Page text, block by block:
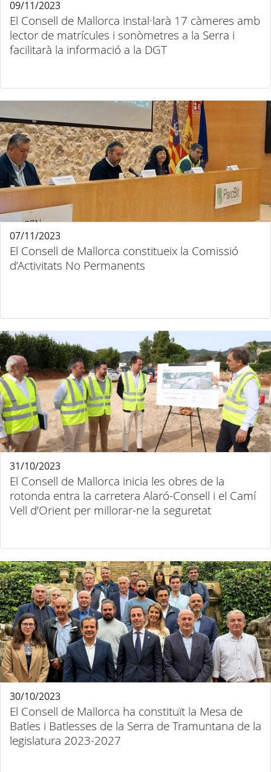
El Consell de Mallorca instal·larà 17 càmeres amb
lector de matrícules i sonòmetres a la Serra i
facilitarà la informació a la DGT
09/11/2023
El Consell de Mallorca constitueix la Comissió
d’Activitats No Permanents
07/11/2023
El Consell de Mallorca inicia les obres de la
rotonda entra la carretera Alaró-Consell i el Camí
Vell d’Orient per millorar-ne la seguretat
31/10/2023
El Consell de Mallorca ha constituït la Mesa de
Batles i Batlesses de la Serra de Tramuntana de la
legislatura 2023-2027
30/10/2023